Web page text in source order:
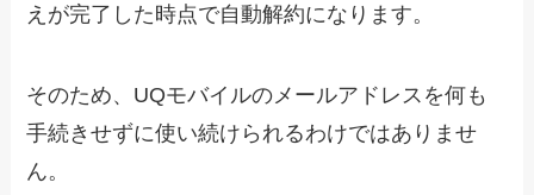
えが完了した時点で自動解約になります。
そのため、UQモバイルのメールアドレスを何も
手続きせずに使い続けられるわけではありませ
ん。